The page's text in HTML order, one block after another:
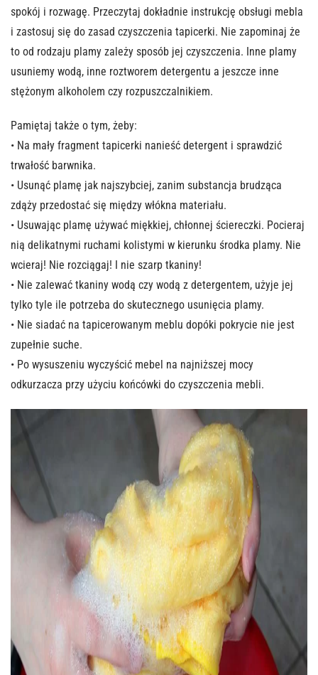
spokój i rozwagę. Przeczytaj dokładnie instrukcję obsługi mebla
i zastosuj się do zasad czyszczenia tapicerki. Nie zapominaj że
to od rodzaju plamy zależy sposób jej czyszczenia. Inne plamy
usuniemy wodą, inne roztworem detergentu a jeszcze inne
stężonym alkoholem czy rozpuszczalnikiem.
Pamiętaj także o tym, żeby:
• Na mały fragment tapicerki nanieść detergent i sprawdzić
trwałość barwnika.
• Usunąć plamę jak najszybciej, zanim substancja brudząca
zdąży przedostać się między włókna materiału.
• Usuwając plamę używać miękkiej, chłonnej ściereczki. Pocieraj
nią delikatnymi ruchami kolistymi w kierunku środka plamy. Nie
wcieraj! Nie rozciągaj! I nie szarp tkaniny!
• Nie zalewać tkaniny wodą czy wodą z detergentem, użyje jej
tylko tyle ile potrzeba do skutecznego usunięcia plamy.
• Nie siadać na tapicerowanym meblu dopóki pokrycie nie jest
zupełnie suche.
• Po wysuszeniu wyczyścić mebel na najniższej mocy
odkurzacza przy użyciu końcówki do czyszczenia mebli.